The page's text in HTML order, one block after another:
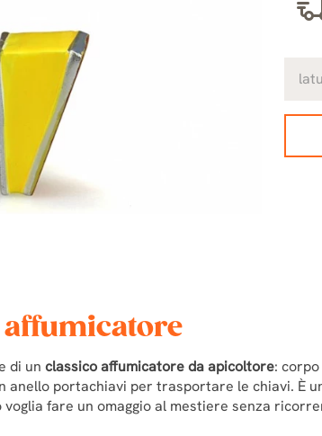
di un classico affumicatore da apicoltore: corpo
anello portachiavi per trasportare le chiavi. È
fare un omaggio al mestiere senza